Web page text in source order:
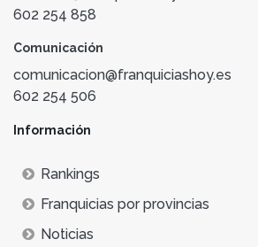
602 254 858
Comunicación
comunicacion@franquiciashoy.es
602 254 506
Información
Rankings
Franquicias por provincias
Noticias